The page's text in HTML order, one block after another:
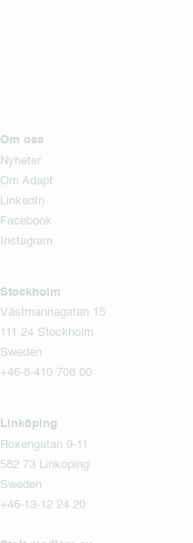
Om oss
Nyheter
Om Adapt
LinkedIn
Facebook
Instagram
Stockholm
Västmannagatan 15
111 24 Stockholm
Sweden
+46-8-410 708 00
Linköping
Roxengatan 9-11
582 73 Linköping
Sweden
+46-13-12 24 20